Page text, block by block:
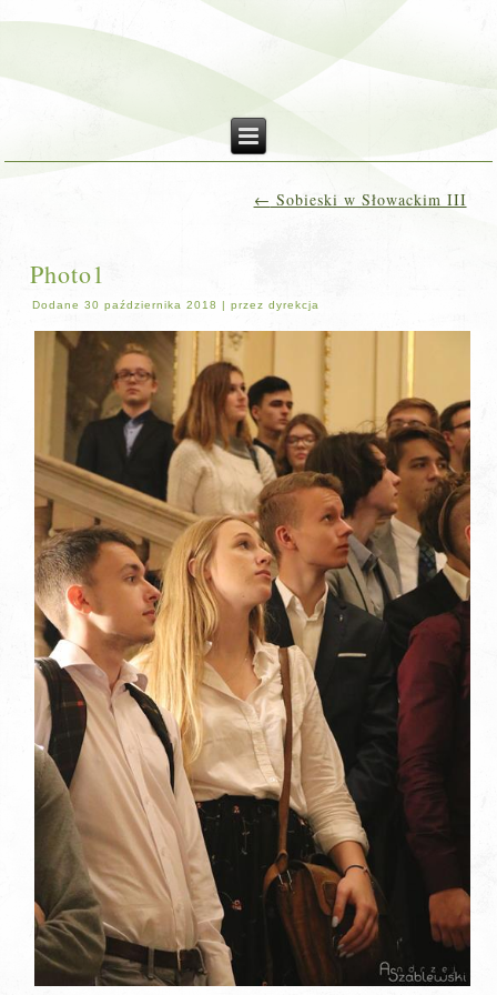
← Sobieski w Słowackim III
Photo1
Dodane 30 października 2018 |przez dyrekcja